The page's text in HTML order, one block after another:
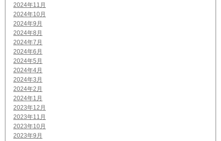
2024年11月
2024年10月
2024年9月
2024年8月
2024年7月
2024年6月
2024年5月
2024年4月
2024年3月
2024年2月
2024年1月
2023年12月
2023年11月
2023年10月
2023年9月